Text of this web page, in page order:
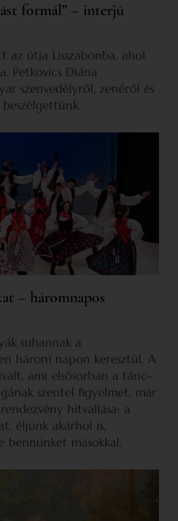
formál” – interjú
az útja Lisszabonba, ahol
Petkovics Diána
szenvedélyről, zenéről és
– háromnapos
suhannak a
három napon keresztül. A
ami elsősorban a tánc-
szentel figyelmet, már
hitvallása: a
éljünk akárhol is,
bennünket másokkal.